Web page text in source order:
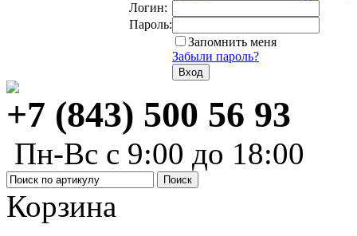
Логин:
Пароль:
Запомнить меня
Забыли пароль?
+7 (843) 500 56 93
Пн-Вс с 9:00 до 18:00
Корзина